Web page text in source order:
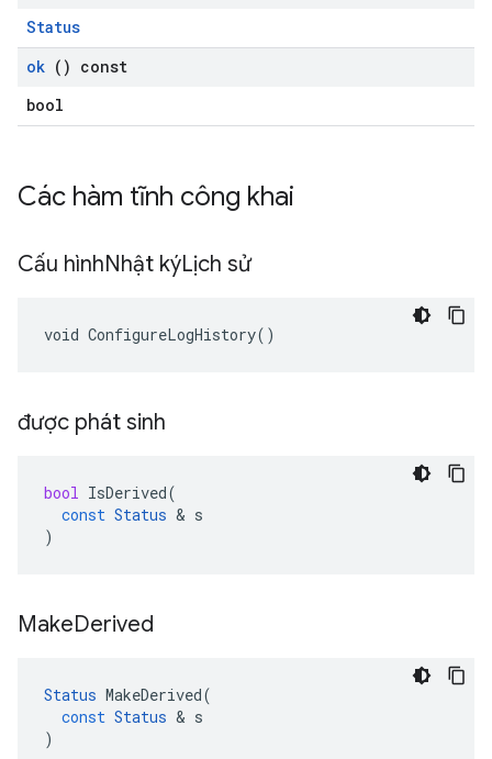
Status
ok () const
bool
Các hàm tĩnh công khai
Cấu hìnhNhật kýLịch sử
void ConfigureLogHistory()
được phát sinh
bool IsDerived(
const Status & s
)
MakeDerived
Status MakeDerived(
const Status & s
)